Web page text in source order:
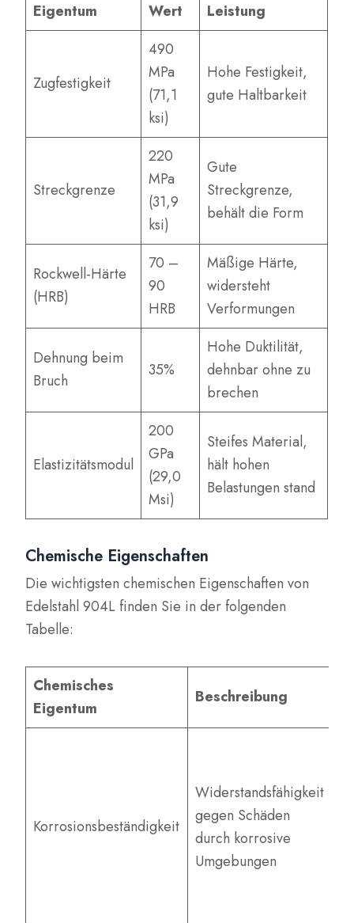
Eigentum Wert Leistung
Zugfestigkeit
490
MPa
(71,1
ksi)
Hohe Festigkeit,
gute Haltbarkeit
Streckgrenze
220
MPa
(31,9
ksi)
Gute
Streckgrenze,
behält die Form
Rockwell-Härte
(HRB)
70 –
90
HRB
Mäßige Härte,
widersteht
Verformungen
Dehnung beim
Bruch
35%
Hohe Duktilität,
dehnbar ohne zu
brechen
Elastizitätsmodul
200
GPa
(29,0
Msi)
Steifes Material,
hält hohen
Belastungen stand
Chemische Eigenschaften
Die wichtigsten chemischen Eigenschaften von
Edelstahl 904L finden Sie in der folgenden
Tabelle:
Chemisches
Eigentum
Beschreibung
Korrosionsbeständigkeit
Widerstandsfähigkeit
gegen Schäden
durch korrosive
Umgebungen